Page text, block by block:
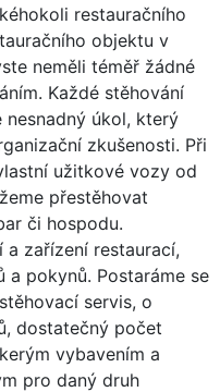
restauračního
objektu v
neměli téměř žádné
Každé stěhování
úkol, který
zkušenosti. Při
užitkové vozy od
přestěhovat
či hospodu.
a zařízení restaurací,
a pokynů. Postaráme se
servis, o
dostatečný počet
vybavením a
pro daný druh